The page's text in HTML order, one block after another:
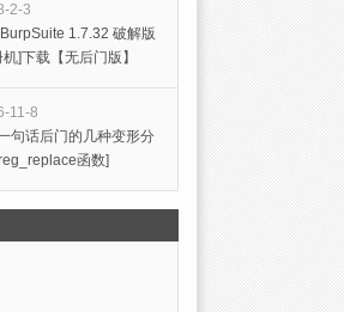
2-3
1.7.32 破解版
机]下载【无后门版】
11-8
句话后门的几种变形分
函数]